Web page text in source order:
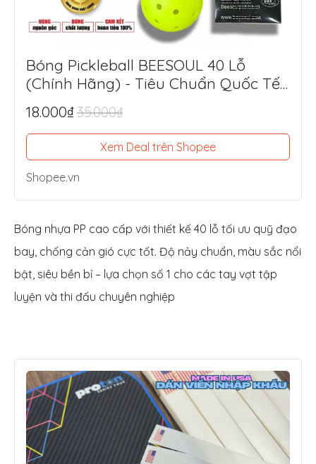
Bóng Pickleball BEESOUL 40 Lỗ
(Chính Hãng) - Tiêu Chuẩn Quốc Tế,
Chuyên Thi Đấu & Tập Luyện Ngoài
Trời
18.000₫35.000₫
Xem Deal trên Shopee
Shopee.vn
Bóng nhựa PP cao cấp với thiết kế 40 lỗ tối ưu quỹ đạo
bay, chống cản gió cực tốt. Độ nảy chuẩn, màu sắc nổi
bật, siêu bền bỉ – lựa chọn số 1 cho các tay vợt tập
luyện và thi đấu chuyên nghiệp